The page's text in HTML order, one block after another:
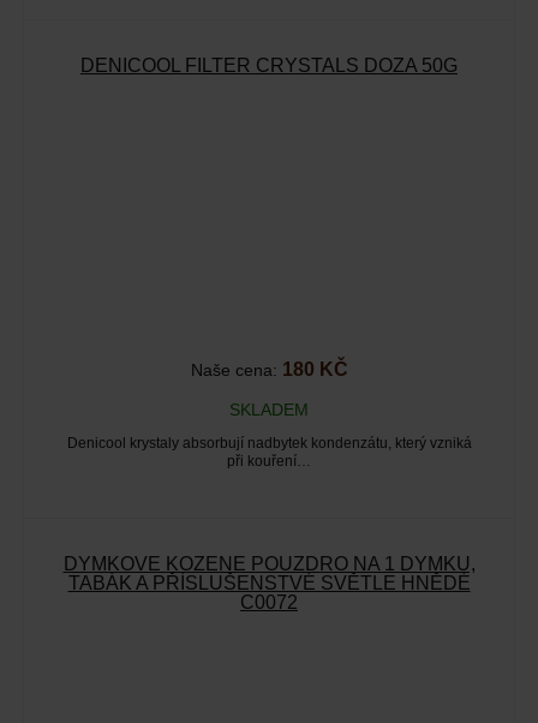
DENICOOL FILTER CRYSTALS DÓZA 50G
Naše cena: 180 KČ
SKLADEM
Denicool krystaly absorbují nadbytek kondenzátu, který vzniká
při kouření…
DÝMKOVÉ KOŽENÉ POUZDRO NA 1 DÝMKU,
TABÁK A PŘÍSLUŠENSTVÉ SVĚTLE HNĚDÉ
C0072